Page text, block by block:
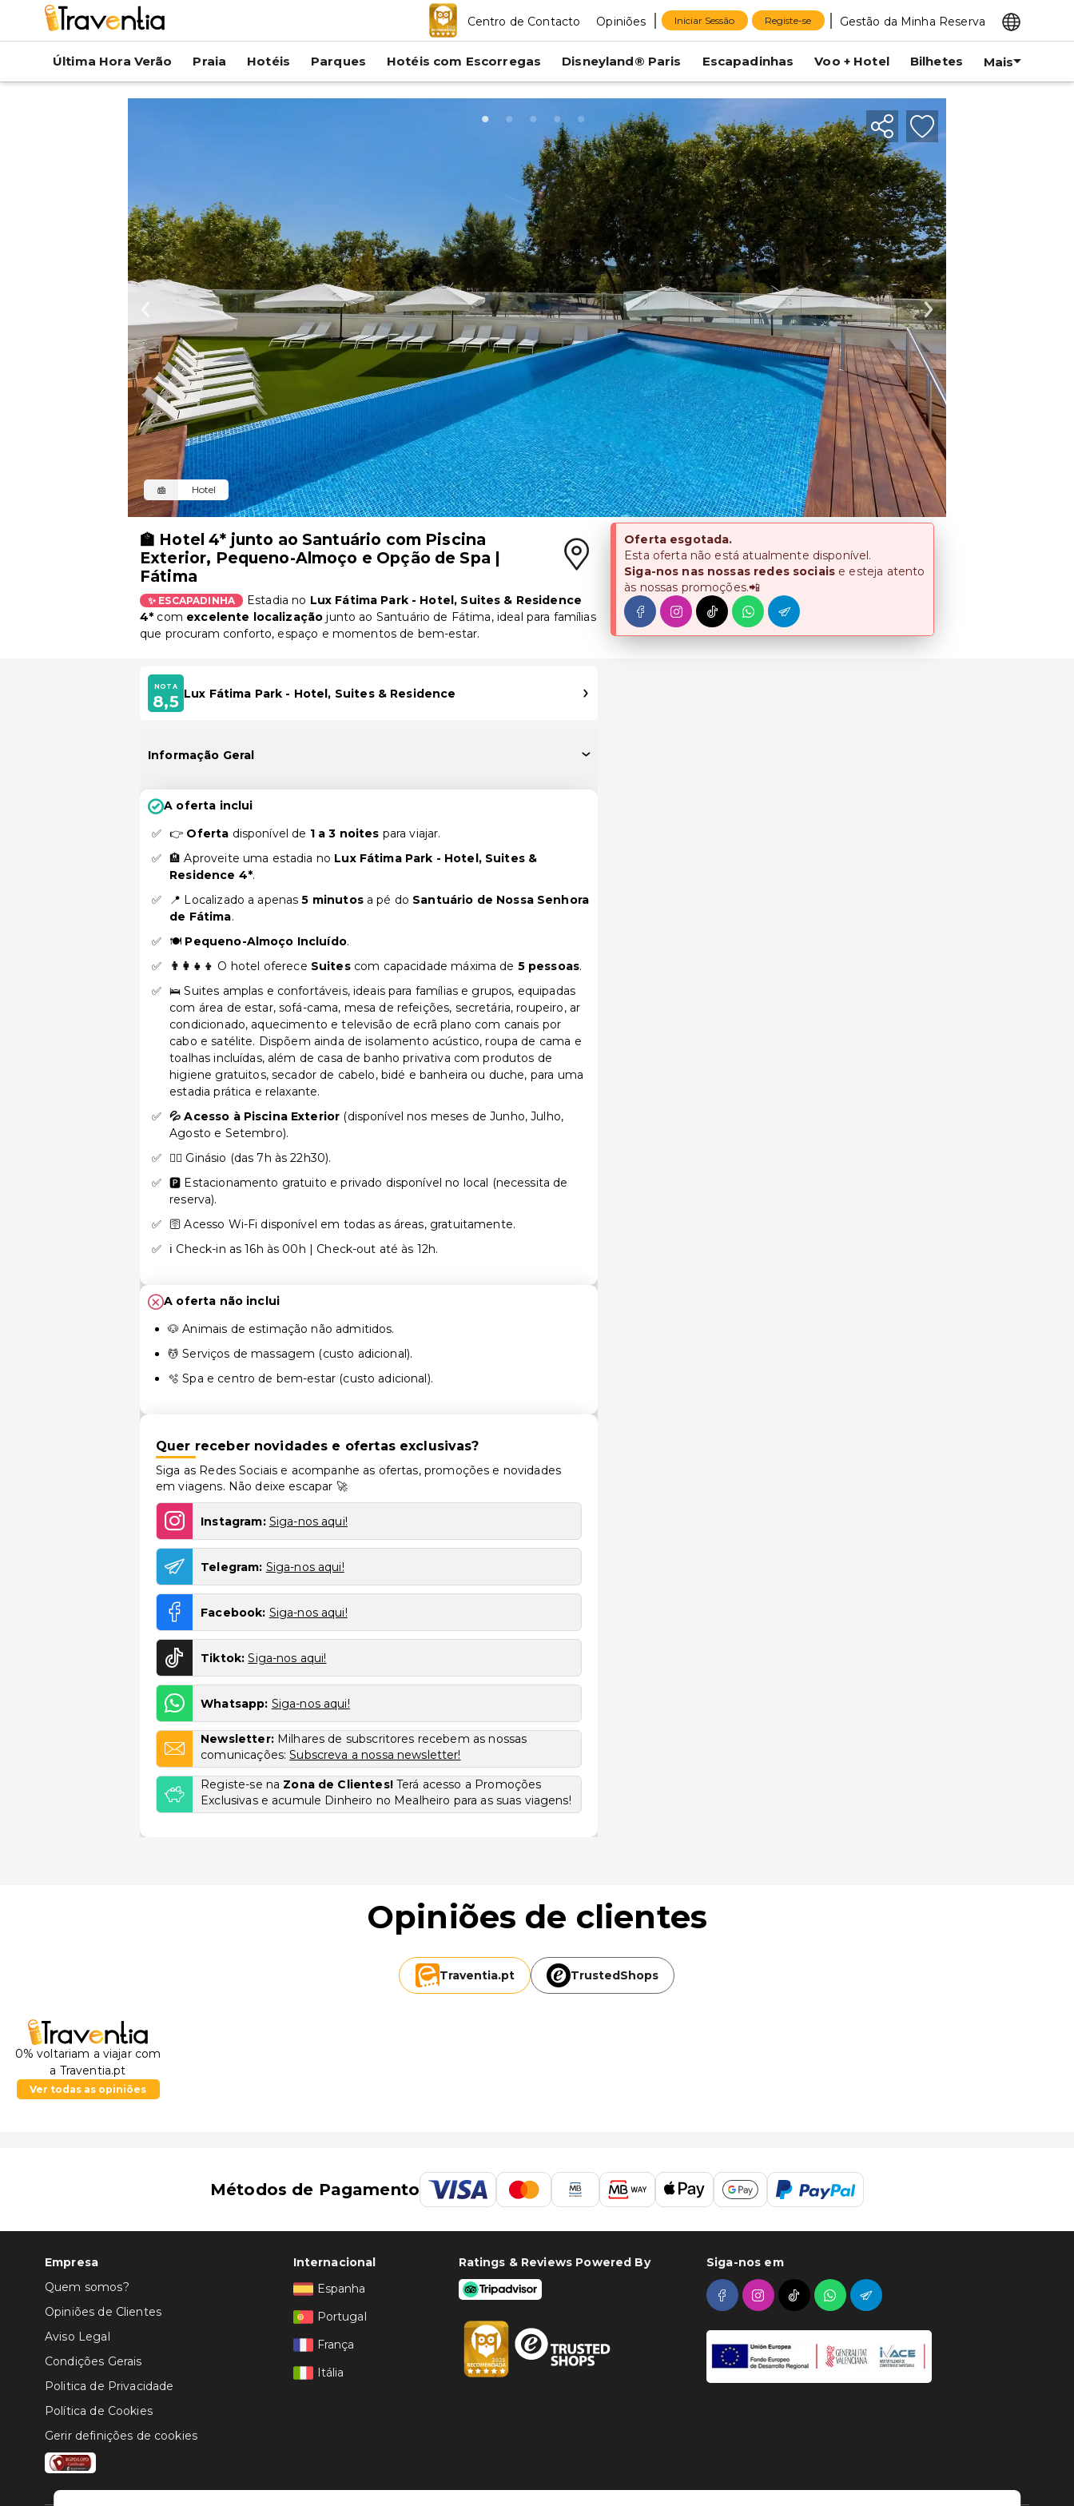
Centro de Contacto Opiniões Iniciar Sessão Registe-se Gestão da Minha Reserva
Última Hora Verão Praia Hotéis Parques Hotéis com Escorregas Disneyland® Paris Escapadinhas Voo + Hotel Bilhetes Mais
Hotel
🏫 Hotel 4* junto ao Santuário com Piscina
Exterior, Pequeno-Almoço e Opção de Spa |
Fátima
✨ ESCAPADINHA Estadia no Lux Fátima Park - Hotel, Suites & Residence
4* com excelente localização junto ao Santuário de Fátima, ideal para famílias
que procuram conforto, espaço e momentos de bem-estar.
NOTA
8,5 Lux Fátima Park - Hotel, Suites & Residence
Informação Geral
A oferta inclui
👉 Oferta disponível de 1 a 3 noites para viajar.
🏨 Aproveite uma estadia no Lux Fátima Park - Hotel, Suites &
Residence 4*.
📍 Localizado a apenas5 minutosa pé do Santuário de Nossa Senhora
de Fátima.
🍽️ Pequeno-Almoço Incluído.
👨‍👩‍👧‍👦 O hotel oferece Suites com capacidade máxima de 5 pessoas.
🛌 Suites amplas e confortáveis, ideais para famílias e grupos, equipadas
com área de estar, sofá-cama, mesa de refeições, secretária, roupeiro, ar
condicionado, aquecimento e televisão de ecrã plano com canais por
cabo e satélite. Dispõem ainda de isolamento acústico, roupa de cama e
toalhas incluídas, além de casa de banho privativa com produtos de
higiene gratuitos, secador de cabelo, bidé e banheira ou duche, para uma
estadia prática e relaxante.
💦 Acesso à Piscina Exterior (disponível nos meses de Junho, Julho,
Agosto e Setembro).
🏋🏻 Ginásio (das 7h às 22h30).
🅿️ Estacionamento gratuito e privado disponível no local (necessita de
reserva).
🛜 Acesso Wi-Fi disponível em todas as áreas, gratuitamente.
ℹ️ Check-in as 16h às 00h | Check-out até às 12h.
A oferta não inclui
🐶 Animais de estimação não admitidos.
💆 Serviços de massagem (custo adicional).
🫧 Spa e centro de bem-estar (custo adicional).
Quer receber novidades e ofertas exclusivas?
Siga as Redes Sociais e acompanhe as ofertas, promoções e novidades
em viagens. Não deixe escapar 🚀
Instagram: Siga-nos aqui!
Telegram: Siga-nos aqui!
Facebook: Siga-nos aqui!
Tiktok: Siga-nos aqui!
Whatsapp: Siga-nos aqui!
Newsletter: Milhares de subscritores recebem as nossas
comunicações:Subscreva a nossa newsletter!
Registe-se na Zona de Clientes!Terá acesso a Promoções
Exclusivas e acumule Dinheiro no Mealheiro para as suas viagens!
Oferta esgotada.
Esta oferta não está atualmente disponível.
Siga-nos nas nossas redes sociais e esteja atento
às nossas promoções.📲
Opiniões de clientes
Traventia.pt TrustedShops
0% voltariam a viajar com
a Traventia.pt
Ver todas as opiniões
Métodos de Pagamento
Empresa
Quem somos?
Opiniões de Clientes
Aviso Legal
Condições Gerais
Politica de Privacidade
Política de Cookies
Gerir definições de cookies
Internacional
Espanha
Portugal
França
Itália
Ratings & Reviews Powered By Siga-nos em